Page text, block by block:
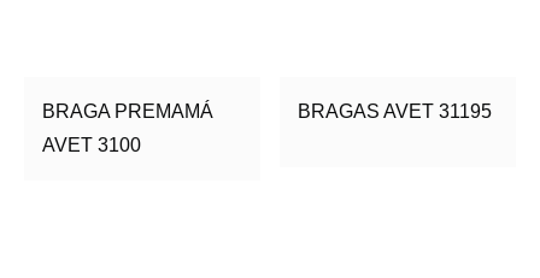
BRAGA PREMAMÁ
AVET 3100
BRAGAS AVET 31195